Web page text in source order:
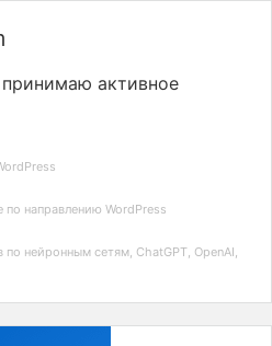
активное
направлению WordPress
нейронным сетям, ChatGPT, OpenAI,